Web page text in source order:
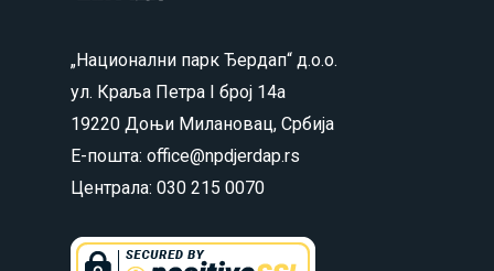
„Национални парк Ђердап“ д.о.о.
ул. Краља Петра I број 14а
19220 Доњи Милановац, Србија
Е-пошта: office@npdjerdap.rs
Централа: 030 215 0070